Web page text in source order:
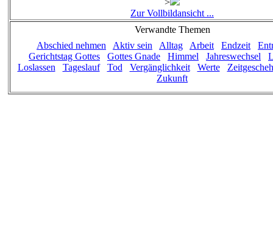
>
Zur Vollbildansicht ...
Verwandte Themen
Abschied nehmen
Aktiv sein Alltag Arbeit Endzeit
Gerichtstag Gottes
Gottes Gnade Himmel Jahreswechsel
Loslassen
Tageslauf Tod Vergänglichkeit Werte
Zukunft